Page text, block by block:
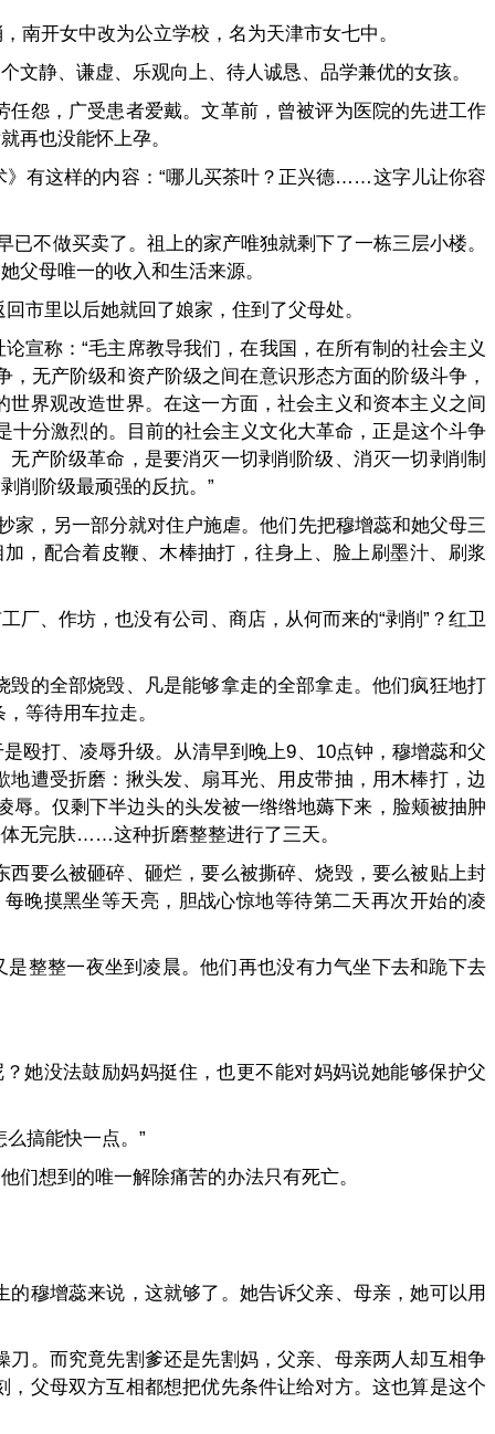
开女中改为公立学校，名为天津市女七中。
静、谦虚、乐观向上、待人诚恳、品学兼优的女孩。
怨，广受患者爱戴。文革前，曾被评为医院的先进工作
再也没能怀上孕。
有这样的内容：“哪儿买茶叶？正兴德……这字儿让你容
已不做买卖了。祖上的家产唯独就剩下了一栋三层小楼。
父母唯一的收入和生活来源。
市里以后她就回了娘家，住到了父母处。
论宣称：“毛主席教导我们，在我国，在所有制的社会主义
无产阶级和资产阶级之间在意识形态方面的阶级斗争，
界观改造世界。在这一方面，社会主义和资本主义之间
十分激烈的。目前的社会主义文化大革命，正是这个斗争
产阶级革命，是要消灭一切剥削阶级、消灭一切剥削制
削阶级最顽强的反抗。”
家，另一部分就对住户施虐。他们先把穆增蕊和她父母三
，配合着皮鞭、木棒抽打，往身上、脸上刷墨汁、刷浆
厂、作坊，也没有公司、商店，从何而来的“剥削”？红卫
的全部烧毁、凡是能够拿走的全部拿走。他们疯狂地打
等待用车拉走。
殴打、凌辱升级。从清早到晚上9、10点钟，穆增蕊和父
遭受折磨：揪头发、扇耳光、用皮带抽，用木棒打，边
辱。仅剩下半边头的头发被一绺绺地薅下来，脸颊被抽肿
无完肤……这种折磨整整进行了三天。
要么被砸碎、砸烂，要么被撕碎、烧毁，要么被贴上封
晚摸黑坐等天亮，胆战心惊地等待第二天再次开始的凌
整整一夜坐到凌晨。他们再也没有力气坐下去和跪下去
她没法鼓励妈妈挺住，也更不能对妈妈说她能够保护父
搞能快一点。”
们想到的唯一解除痛苦的办法只有死亡。
穆增蕊来说，这就够了。她告诉父亲、母亲，她可以用
。而究竟先割爹还是先割妈，父亲、母亲两人却互相争
父母双方互相都想把优先条件让给对方。这也算是这个